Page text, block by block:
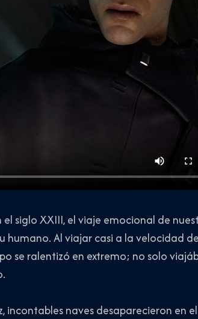
siglo XXIII, el viaje emocional de
Al viajar casi a la velocidad
se ralentizó en extremo; no solo
incontables naves desaparecieron en el